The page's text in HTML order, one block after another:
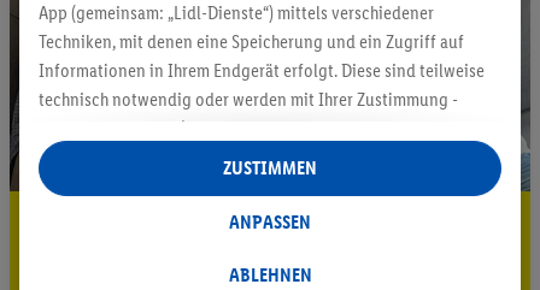
5.95 € Versand sparen³²ᵃ
Jetzt zum Newsletter anmelden
App (gemeinsam: „Lidl-Dienste“) mittels verschiedener
Techniken, mit denen eine Speicherung und ein Zugriff auf
Informationen in Ihrem Endgerät erfolgt. Diese sind teilweise
technisch notwendig oder werden mit Ihrer Zustimmung -
auch durch Partner (u.a.
Verantwortliche; im Zusammenhang mit dem IAB TCF
insgesamt
Statistik-Erstellung oder für personalisierte Werbung
Datenverarbeitungen für personalisierte Werbung werden
ABLEHNEN
ANPASSEN
ZUSTIMMEN